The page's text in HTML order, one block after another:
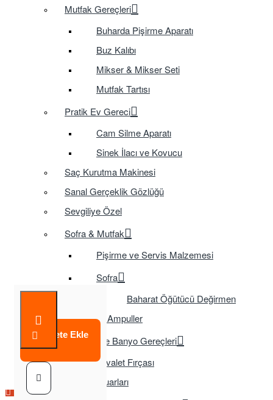
Mutfak Gereçleri
Buharda Pişirme Aparatı
Buz Kalıbı
Mikser & Mikser Seti
Mutfak Tartısı
Pratik Ev Gereci
Cam Silme Aparatı
Sinek İlacı ve Kovucu
Saç Kurutma Makinesi
Sanal Gerçeklik Gözlüğü
Sevgiliye Özel
Sofra & Mutfak
Pişirme ve Servis Malzemesi
Sofra
Baharat Öğütücü Değirmen
Tasarruflu Ampuller
Temizlik ve Banyo Gereçleri
Tuvalet Fırçası
TV Aksesuarları
Sepete Ekle
Çok Satılan Ürün